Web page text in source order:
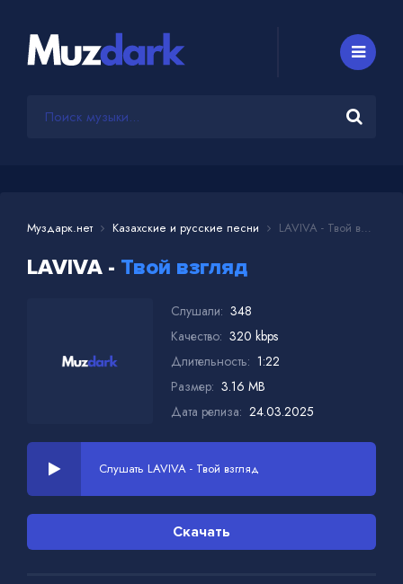
Муздарк.нет Казахские и русские песни LAVIVA - Твой взгляд
LAVIVA - Твой взгляд
Слушали: 348
Качество: 320 kbps
Длительность: 1:22
Размер: 3.16 MB
Дата релиза: 24.03.2025
Слушать LAVIVA - Твой взгляд
Скачать